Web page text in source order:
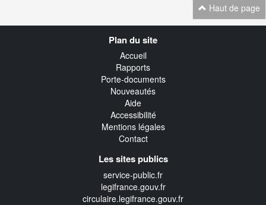
Haut de page
Plan du site
Accueil
Rapports
Porte-documents
Nouveautés
Aide
Accessibilité
Mentions légales
Contact
Les sites publics
service-public.fr
legifrance.gouv.fr
circulaire.legifrance.gouv.fr